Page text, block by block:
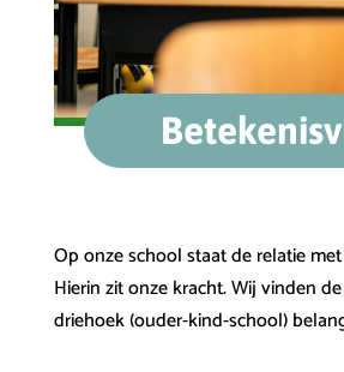
Op onze school staat de relatie
Hierin zit onze kracht. Wij vinden
driehoek (ouder-kind-school)